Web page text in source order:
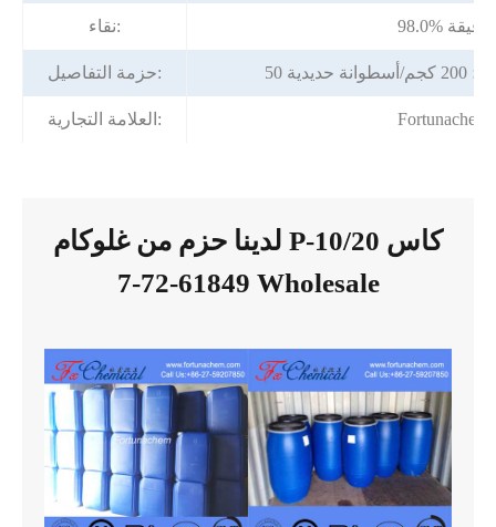
نقاء: 98.0% دقيقة
حزمة التفاصيل:
العلامة التجارية: Fortunachem
لدينا حزم من غلوكام P-10/20 كاس
61849-72-7 Wholesale